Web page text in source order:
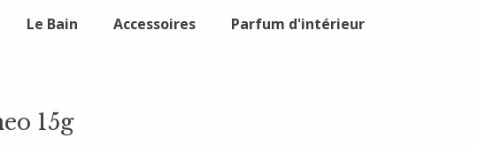
Le Bain Accessoires Parfum d'intérieur
15g